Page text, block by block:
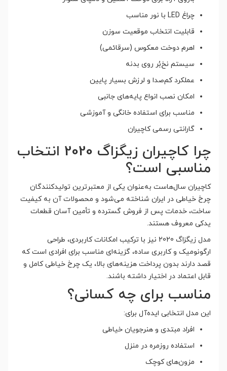
چراغ LED با نور مناسب
قابلیت انتخاب موقعیت سوزن
اهرم دوخت معکوس (سرقائمی)
سیستم نخ‌بُر روی بدنه
عملکرد کم‌صدا و لرزش بسیار پایین
امکان نصب انواع پایه‌های جانبی
مناسب برای استفاده خانگی و آموزشی
گارانتی رسمی کاچیران
چرا کاچیران زیگزاگ 2020 انتخاب
مناسبی است؟
کاچیران سال‌هاست به‌عنوان یکی از معتبرترین تولیدکنندگان
چرخ خیاطی در ایران شناخته می‌شود و محصولات آن به کیفیت
ساخت، خدمات پس از فروش گسترده و تأمین آسان قطعات
یدکی معروف هستند.
مدل زیگزاگ 2020 نیز با ترکیب امکانات کاربردی، طراحی
ارگونومیک و کاربری ساده، گزینه‌ای مناسب برای افرادی است که
قصد دارند بدون پرداخت هزینه‌های بالا، یک چرخ خیاطی کامل و
قابل اعتماد در اختیار داشته باشند.
مناسب برای چه کسانی؟
این مدل انتخابی ایده‌آل برای:
افراد مبتدی و هنرجویان خیاطی
استفاده روزمره در منزل
مزون‌های کوچک